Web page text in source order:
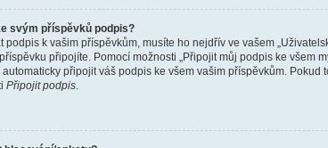
svým příspěvků podpis?
podpis k vašim příspěvkům, musíte ho nejdřív ve vašem
připojíte. Pomocí možnosti „Připojit můj podpis ke všem
automaticky připojit váš podpis ke všem vašim příspěvkům.
Připojit podpis